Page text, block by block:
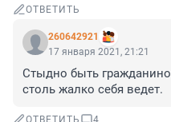
ОТВЕТИТЬ
260642921
17 января 2021, 21:21
Стыдно быть
столь жалко себя ведет.
ОТВЕТИТЬ 4